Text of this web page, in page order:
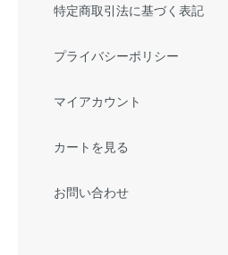
特定商取引法に基づく表記
プライバシーポリシー
マイアカウント
カートを見る
お問い合わせ